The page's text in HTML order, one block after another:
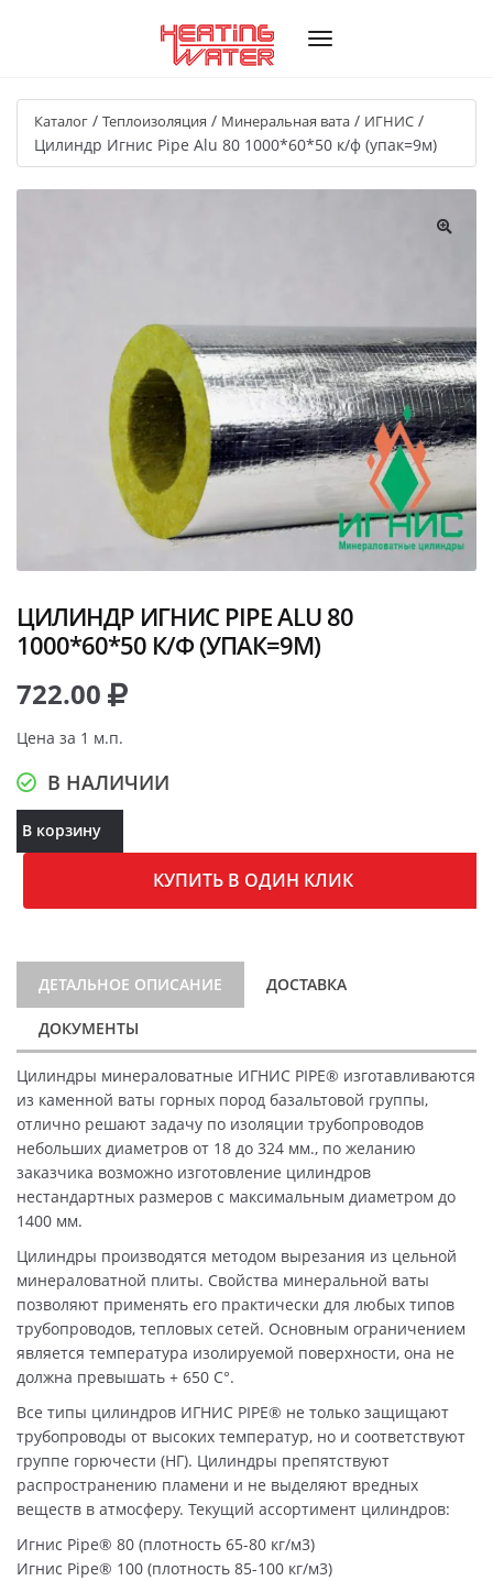
Каталог / Теплоизоляция / Минеральная вата / ИГНИС /
Цилиндр Игнис Pipe Alu 80 1000*60*50 к/ф (упак=9м)
ЦИЛИНДР ИГНИС PIPE ALU 80
1000*60*50 К/Ф (УПАК=9М)
722.00
Цена за 1 м.п.
В НАЛИЧИИ
В корзину
КУПИТЬ В ОДИН КЛИК
ДЕТАЛЬНОЕ ОПИСАНИЕ ДОСТАВКА
ДОКУМЕНТЫ
Цилиндры минераловатные ИГНИС PIPE® изготавливаются
из каменной ваты горных пород базальтовой группы,
отлично решают задачу по изоляции трубопроводов
небольших диаметров от 18 до 324 мм., по желанию
заказчика возможно изготовление цилиндров
нестандартных размеров с максимальным диаметром до
1400 мм.
Цилиндры производятся методом вырезания из цельной
минераловатной плиты. Свойства минеральной ваты
позволяют применять его практически для любых типов
трубопроводов, тепловых сетей. Основным ограничением
является температура изолируемой поверхности, она не
должна превышать + 650 C°.
Все типы цилиндров ИГНИС PIPE® не только защищают
трубопроводы от высоких температур, но и соответствуют
группе горючести (НГ). Цилиндры препятствуют
распространению пламени и не выделяют вредных
веществ в атмосферу. Текущий ассортимент цилиндров:
Игнис Pipe® 80 (плотность 65-80 кг/м3)
Игнис Pipe® 100 (плотность 85-100 кг/м3)